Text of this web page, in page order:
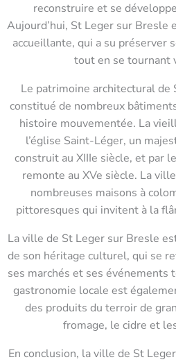
reconstruire et se
Aujourd’hui, St Leger sur Bresle
accueillante, qui a su préserver
tout en se tournant
Le patrimoine architectural
constitué de nombreux
histoire mouvementée. La
l’église Saint-Léger, un
construit au XIIIe siècle, et par
remonte au XVe siècle. La
nombreuses maisons à
pittoresques qui invitent à la
La ville de St Leger sur Bresle
de son héritage culturel, qui se
ses marchés et ses événements
gastronomie locale est
des produits du terroir de
fromage, le cidre et
En conclusion, la ville de St